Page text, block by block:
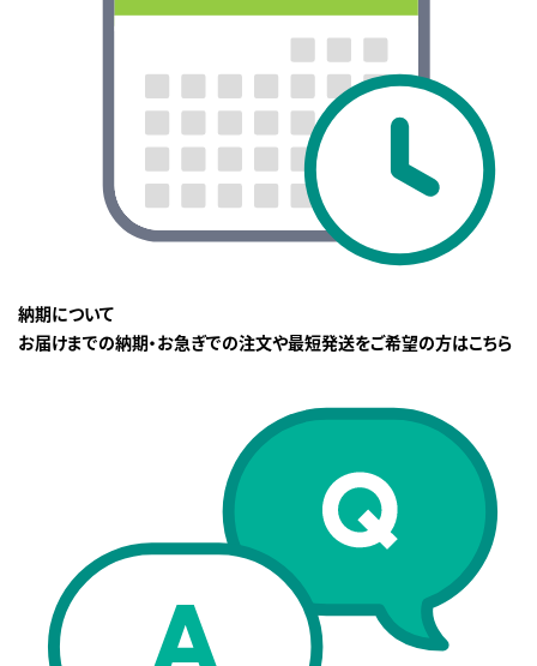
納期について
お届けまでの納期・お急ぎでの注文や最短発送をご希望の方はこちら